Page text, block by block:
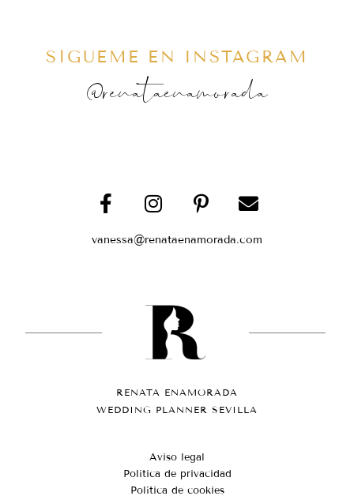
SÍGUEME EN INSTAGRAM
@renataenamorada
vanessa@renataenamorada.com
RENATA ENAMORADA
WEDDING PLANNER SEVILLA
Aviso legal
Política de privacidad
Política de cookies